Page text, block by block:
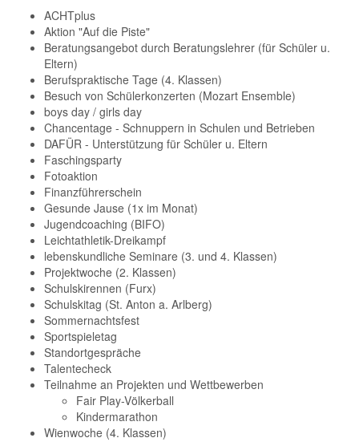
ACHTplus
Aktion "Auf die Piste"
Beratungsangebot durch Beratungslehrer (für Schüler u.
Eltern)
Berufspraktische Tage (4. Klassen)
Besuch von Schülerkonzerten (Mozart Ensemble)
boys day / girls day
Chancentage - Schnuppern in Schulen und Betrieben
DAFÜR - Unterstützung für Schüler u. Eltern
Faschingsparty
Fotoaktion
Finanzführerschein
Gesunde Jause (1x im Monat)
Jugendcoaching (BIFO)
Leichtathletik-Dreikampf
lebenskundliche Seminare (3. und 4. Klassen)
Projektwoche (2. Klassen)
Schulskirennen (Furx)
Schulskitag (St. Anton a. Arlberg)
Sommernachtsfest
Sportspieletag
Standortgespräche
Talentecheck
Teilnahme an Projekten und Wettbewerben
Fair Play-Völkerball
Kindermarathon
Wienwoche (4. Klassen)